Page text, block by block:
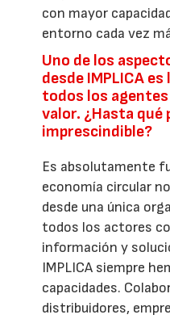
con mayor
entorno cada vez
Uno de los
desde IMPLICA
todos los agentes
valor. ¿Hasta
imprescindible?
Es absolutamente
economía circular
desde una única
todos los actores
información y
IMPLICA siempre
capacidades.
distribuidores,